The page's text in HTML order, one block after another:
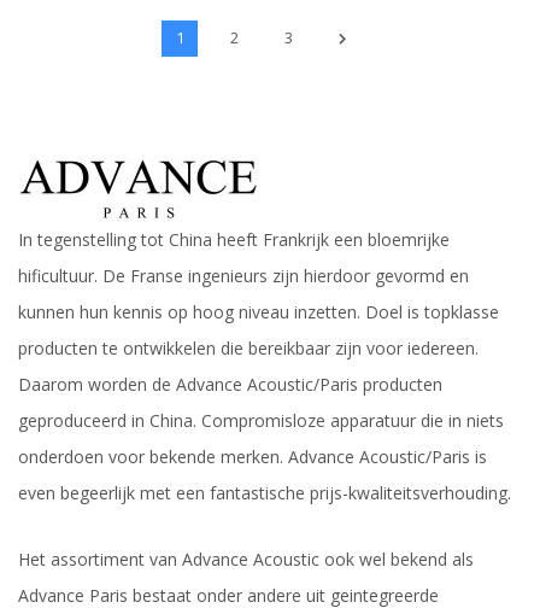
1 2 3
In tegenstelling tot China heeft Frankrijk een bloemrijke
hificultuur. De Franse ingenieurs zijn hierdoor gevormd en
kunnen hun kennis op hoog niveau inzetten. Doel is topklasse
producten te ontwikkelen die bereikbaar zijn voor iedereen.
Daarom worden de Advance Acoustic/Paris producten
geproduceerd in China. Compromisloze apparatuur die in niets
onderdoen voor bekende merken. Advance Acoustic/Paris is
even begeerlijk met een fantastische prijs-kwaliteitsverhouding.
Het assortiment van Advance Acoustic ook wel bekend als
Advance Paris bestaat onder andere uit geintegreerde